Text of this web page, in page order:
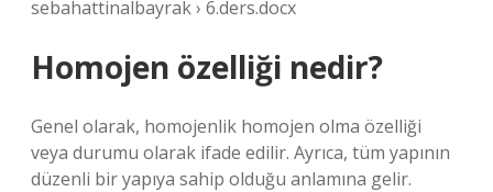
sebahattinalbayrak › 6.ders.docx
Homojen özelliği nedir?
Genel olarak, homojenlik homojen olma özelliği
veya durumu olarak ifade edilir. Ayrıca, tüm yapının
düzenli bir yapıya sahip olduğu anlamına gelir.